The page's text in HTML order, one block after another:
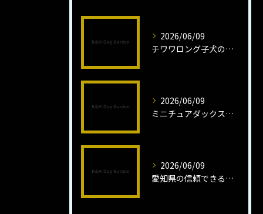
2026/06/09
チワワロング子犬の健康管理法とは
2026/06/09
ミニチュアダックスフンドロング子犬の魅力と育成法
2026/06/09
愛知県の信頼できるミニチュアピンシャーブリーダーの魅力